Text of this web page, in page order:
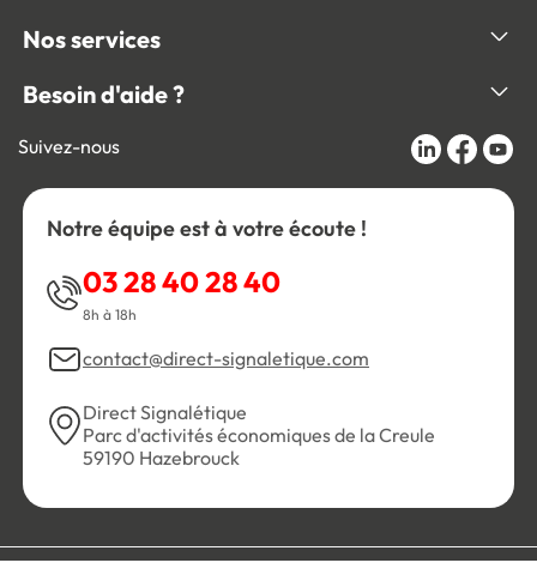
Nos services
Besoin d'aide ?
Suivez-nous
Notre équipe est à votre écoute !
03 28 40 28 40
8h à 18h
contact@direct-signaletique.com
Direct Signalétique
Parc d'activités économiques de la Creule
59190 Hazebrouck